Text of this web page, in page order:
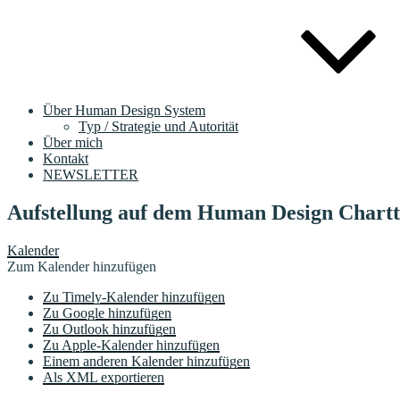
Über Human Design System
Typ / Strategie und Autorität
Über mich
Kontakt
NEWSLETTER
Aufstellung auf dem Human Design
Kalender
Zum Kalender hinzufügen
Zu Timely-Kalender hinzufügen
Zu Google hinzufügen
Zu Outlook hinzufügen
Zu Apple-Kalender hinzufügen
Einem anderen Kalender hinzufügen
Als XML exportieren